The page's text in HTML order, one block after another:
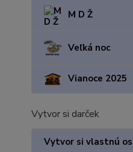
M D Ž
Veľká noc
Vianoce 2025
Vytvor si darček
Vytvor si vlastnú